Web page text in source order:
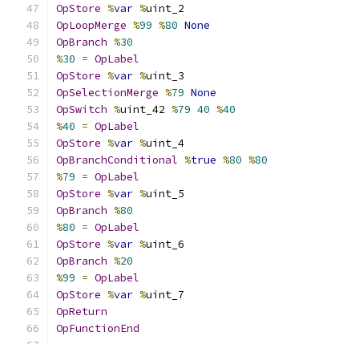
OpStore %var %uint_2
OpLoopMerge %99 %80 None
OpBranch %30
%30 = OpLabel
OpStore %var %uint_3
OpSelectionMerge %79 None
OpSwitch %uint_42 %79 40 %40
%40 = OpLabel
OpStore %var %uint_4
OpBranchConditional %true %80 %80
%79 = OpLabel
OpStore %var %uint_5
OpBranch %80
%80 = OpLabel
OpStore %var %uint_6
OpBranch %20
%99 = OpLabel
OpStore %var %uint_7
OpReturn
OpFunctionEnd